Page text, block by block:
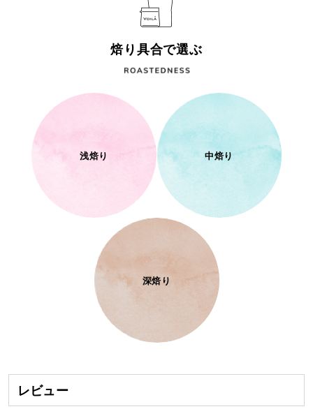
焙り具合で選ぶ
浅焙り 中焙り
深焙り
レビュー